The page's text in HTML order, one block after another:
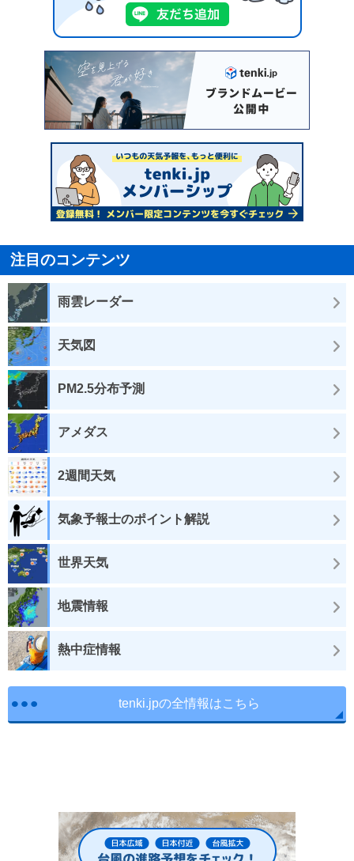
注目のコンテンツ
雨雲レーダー
天気図
PM2.5分布予測
アメダス
2週間天気
気象予報士のポイント解説
世界天気
地震情報
熱中症情報
tenki.jpの全情報はこちら